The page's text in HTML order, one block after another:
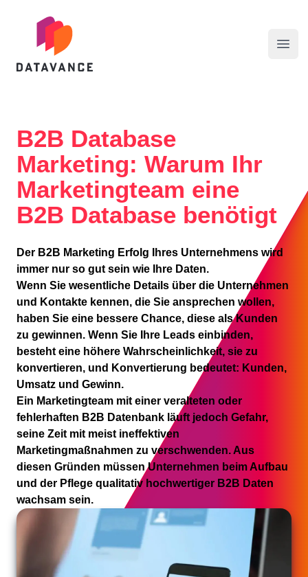
datavance GmbH
B2B Database
Marketing: Warum Ihr
Marketingteam eine
B2B Database benötigt
Der B2B Marketing Erfolg Ihres Unternehmens wird
immer nur so gut sein wie Ihre Daten.
Wenn Sie wesentliche Details über die Unternehmen
und Kontakte kennen, die Sie ansprechen wollen,
haben Sie eine bessere Chance, diese als Kunden
zu gewinnen. Wenn Sie Ihre Leads einbinden,
besteht eine höhere Wahrscheinlichkeit, sie zu
konvertieren, und Konvertierung bedeutet: Kunden,
Umsatz und Gewinn.
Ein Marketingteam mit einer veralteten oder
fehlerhaften B2B Datenbank läuft jedoch Gefahr,
seine Zeit mit meist ineffektiven
Marketingmaßnahmen zu verschwenden. Aus
diesen Gründen müssen Unternehmen beim Aufbau
und der Pflege qualitativ hochwertiger B2B Daten
wachsam sein.